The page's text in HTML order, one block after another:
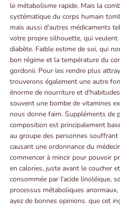
le métabolisme rapide. Mais la
systématique du corps humain
mais aussi d'autres médicaments
votre propre silhouette, qui veulent
diabète. Faible estime de soi, qui
bon régime et la température du
gordonii. Pour les rendre plus
trouverons également une autre
énorme de nourriture et
souvent une bombe de vitamines
nous donne faim. Suppléments de
composition est principalement
au groupe des personnes souffrant
causant une ordonnance du
commencer à mincir pour pouvoir
en calories, juste avant le coucher
consommée par l'acide linoléique,
processus métaboliques
ayez de bonnes opinions. que cet